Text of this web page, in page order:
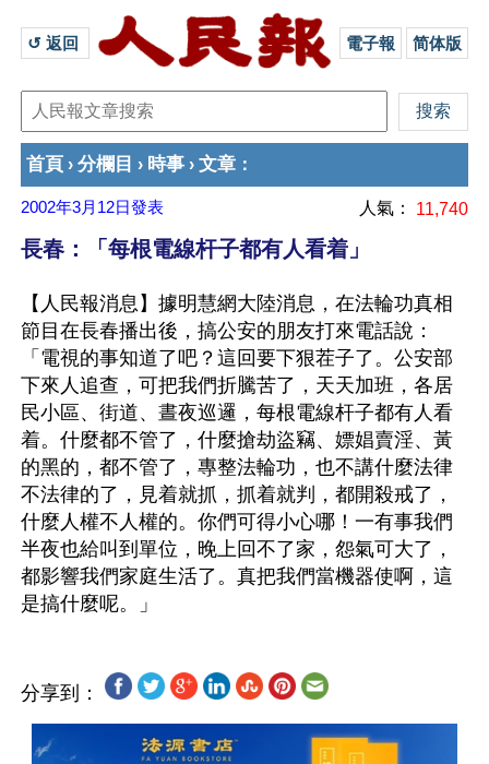
↺ 返回 電子報 简体版
首頁 › 分欄目 › 時事 › 文章 ：
2002年3月12日發表 人氣： 11,740
長春：「每根電線杆子都有人看着」
【人民報消息】據明慧網大陸消息，在法輪功真相
節目在長春播出後，搞公安的朋友打來電話說：
「電視的事知道了吧？這回要下狠茬子了。公安部
下來人追查，可把我們折騰苦了，天天加班，各居
民小區、街道、晝夜巡邏，每根電線杆子都有人看
着。什麼都不管了，什麼搶劫盜竊、嫖娼賣淫、黃
的黑的，都不管了，專整法輪功，也不講什麼法律
不法律的了，見着就抓，抓着就判，都開殺戒了，
什麼人權不人權的。你們可得小心哪！一有事我們
半夜也給叫到單位，晚上回不了家，怨氣可大了，
都影響我們家庭生活了。真把我們當機器使啊，這
分享到：